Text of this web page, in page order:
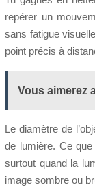
repérer un
sans fatigue
point précis à
Vous aimerez
Le diamètre de
de lumière. Ce
surtout quand la
image sombre ou